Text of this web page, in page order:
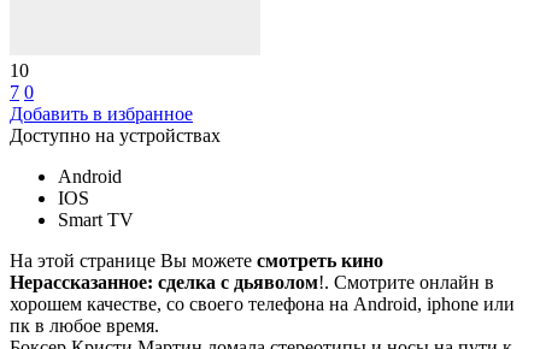
10
7 0
Добавить в избранное
Доступно на устройствах
Android
IOS
Smart TV
На этой странице Вы можете смотреть кино
Нерассказанное: сделка с дьяволом!. Смотрите онлайн в
хорошем качестве, со своего телефона на Android, iphone или
пк в любое время.